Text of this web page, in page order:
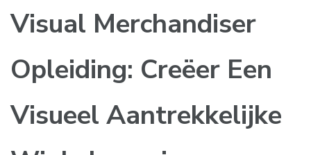
Visual Merchandiser
Opleiding: Creëer Een
Visueel Aantrekkelijke